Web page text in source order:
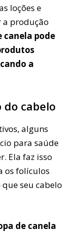
loções e
produção
canela pode
a
do cabelo
alguns
para saúde
Ela faz isso
os folículos
seu cabelo
de canela